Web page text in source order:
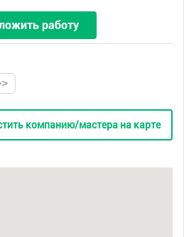
работу
компанию/мастера на карте